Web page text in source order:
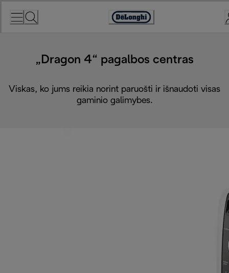
Accessibility
„Dragon 4“ pagalbos centras
Viskas, ko jums reikia norint paruošti ir išnaudoti visas
gaminio galimybes.